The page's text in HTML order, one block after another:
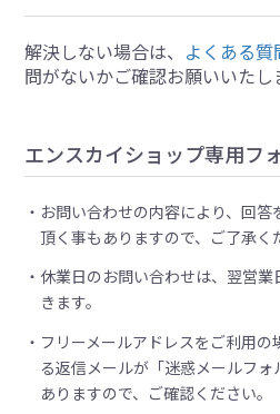
解決しない場合は、 よくある質
問がないかご確認お願いいたし
エンスカイショップ専用フ
お問い合わせの内容により、回
頂く事もありますので、ご了承く
休業日のお問い合わせは、翌営
きます。
フリーメールアドレスをご利用
る返信メールが「迷惑メールフ
ありますので、ご確認ください。